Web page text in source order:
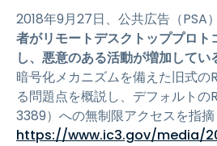
2018年9月27日、公共広告（PSA
者がリモートデスクトッププロト
し、悪意のある活動が増加してい
暗号化メカニズムを備えた旧式の
る問題点を概説し、デフォルトの
3389）への無制限アクセスを指摘
https://www.ic3.gov/media/